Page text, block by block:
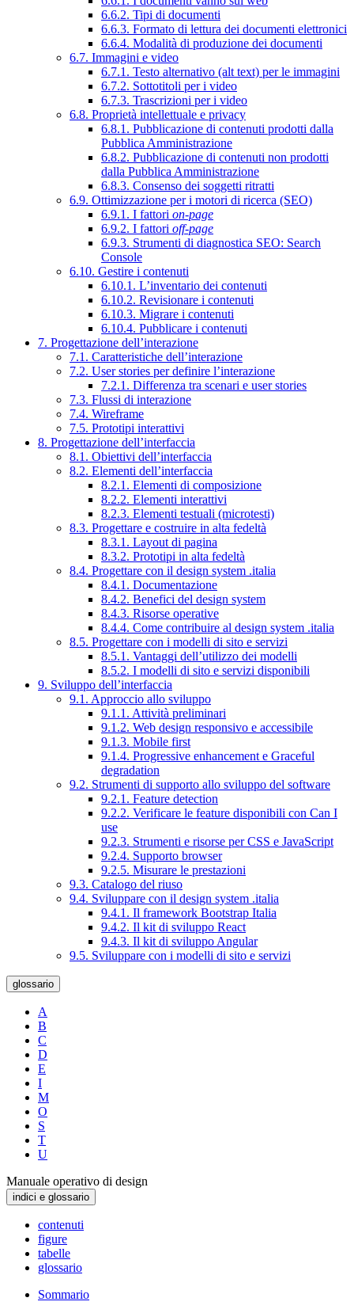
6.6.2. Tipi di documenti
6.6.3. Formato di lettura dei documenti elettronici
6.6.4. Modalità di produzione dei documenti
6.7. Immagini e video
6.7.1. Testo alternativo (alt text) per le immagini
6.7.2. Sottotitoli per i video
6.7.3. Trascrizioni per i video
6.8. Proprietà intellettuale e privacy
6.8.1. Pubblicazione di contenuti prodotti dalla
Pubblica Amministrazione
6.8.2. Pubblicazione di contenuti non prodotti
dalla Pubblica Amministrazione
6.8.3. Consenso dei soggetti ritratti
6.9. Ottimizzazione per i motori di ricerca (SEO)
6.9.1. I fattori on-page
6.9.2. I fattori off-page
6.9.3. Strumenti di diagnostica SEO: Search
Console
6.10. Gestire i contenuti
6.10.1. L’inventario dei contenuti
6.10.2. Revisionare i contenuti
6.10.3. Migrare i contenuti
6.10.4. Pubblicare i contenuti
7. Progettazione dell’interazione
7.1. Caratteristiche dell’interazione
7.2. User stories per definire l’interazione
7.2.1. Differenza tra scenari e user stories
7.3. Flussi di interazione
7.4. Wireframe
7.5. Prototipi interattivi
8. Progettazione dell’interfaccia
8.1. Obiettivi dell’interfaccia
8.2. Elementi dell’interfaccia
8.2.1. Elementi di composizione
8.2.2. Elementi interattivi
8.2.3. Elementi testuali (microtesti)
8.3. Progettare e costruire in alta fedeltà
8.3.1. Layout di pagina
8.3.2. Prototipi in alta fedeltà
8.4. Progettare con il design system .italia
8.4.1. Documentazione
8.4.2. Benefici del design system
8.4.3. Risorse operative
8.4.4. Come contribuire al design system .italia
8.5. Progettare con i modelli di sito e servizi
8.5.1. Vantaggi dell’utilizzo dei modelli
8.5.2. I modelli di sito e servizi disponibili
9. Sviluppo dell’interfaccia
9.1. Approccio allo sviluppo
9.1.1. Attività preliminari
9.1.2. Web design responsivo e accessibile
9.1.3. Mobile first
9.1.4. Progressive enhancement e Graceful
degradation
9.2. Strumenti di supporto allo sviluppo del software
9.2.1. Feature detection
9.2.2. Verificare le feature disponibili con Can I
use
9.2.3. Strumenti e risorse per CSS e JavaScript
9.2.4. Supporto browser
9.2.5. Misurare le prestazioni
9.3. Catalogo del riuso
9.4. Sviluppare con il design system .italia
9.4.1. Il framework Bootstrap Italia
9.4.2. Il kit di sviluppo React
9.4.3. Il kit di sviluppo Angular
9.5. Sviluppare con i modelli di sito e servizi
glossario
A
B
C
D
E
I
M
O
S
T
U
Manuale operativo di design
indici e glossario
contenuti
figure
tabelle
glossario
Sommario